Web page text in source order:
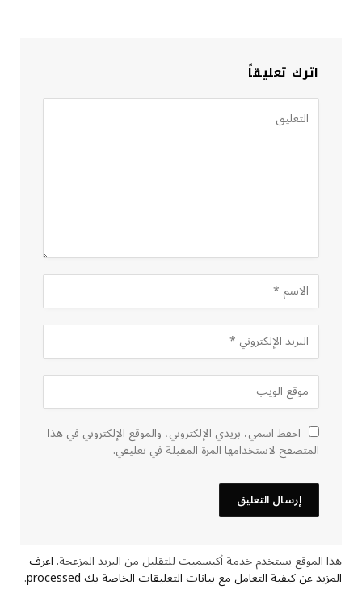
اترك تعليقاً
احفظ اسمي، بريدي الإلكتروني، والموقع الإلكتروني في هذا
المتصفح لاستخدامها المرة المقبلة في تعليقي.
هذا الموقع يستخدم خدمة أكيسميت للتقليل من البريد المزعجة.اعرف
المزيد عن كيفية التعامل مع بيانات التعليقات الخاصة بك processed .